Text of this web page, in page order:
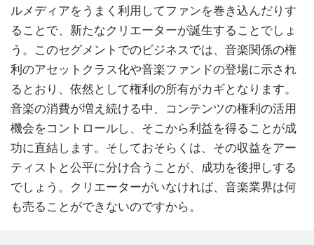
ルメディアをうまく利用してファンを巻き込んだりす
ることで、新たなクリエーターが誕生することでしょ
う。このセグメントでのビジネスでは、音楽関係の権
利のアセットクラス化や音楽ファンドの登場に示され
るとおり、依然として権利の所有がカギとなります。
音楽の消費が増え続ける中、コンテンツの権利の活用
機会をコントロールし、そこから利益を得ることが成
功に直結します。そしておそらくは、その収益をアー
ティストと公平に分け合うことが、成功を後押しする
でしょう。クリエーターがいなければ、音楽業界は何
も売ることができないのですから。